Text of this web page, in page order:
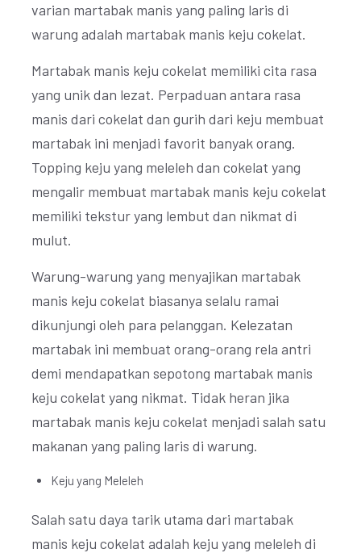
varian martabak manis yang paling laris di
warung adalah martabak manis keju cokelat.
Martabak manis keju cokelat memiliki cita rasa
yang unik dan lezat. Perpaduan antara rasa
manis dari cokelat dan gurih dari keju membuat
martabak ini menjadi favorit banyak orang.
Topping keju yang meleleh dan cokelat yang
mengalir membuat martabak manis keju cokelat
memiliki tekstur yang lembut dan nikmat di
mulut.
Warung-warung yang menyajikan martabak
manis keju cokelat biasanya selalu ramai
dikunjungi oleh para pelanggan. Kelezatan
martabak ini membuat orang-orang rela antri
demi mendapatkan sepotong martabak manis
keju cokelat yang nikmat. Tidak heran jika
martabak manis keju cokelat menjadi salah satu
makanan yang paling laris di warung.
Keju yang Meleleh
Salah satu daya tarik utama dari martabak
manis keju cokelat adalah keju yang meleleh di